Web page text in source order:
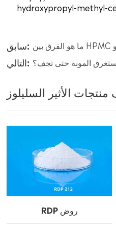
hydroxypropyl-methyl-
سابق:
التالي: المونة حتى تجف؟
الأثير السليلوز
RDP روض